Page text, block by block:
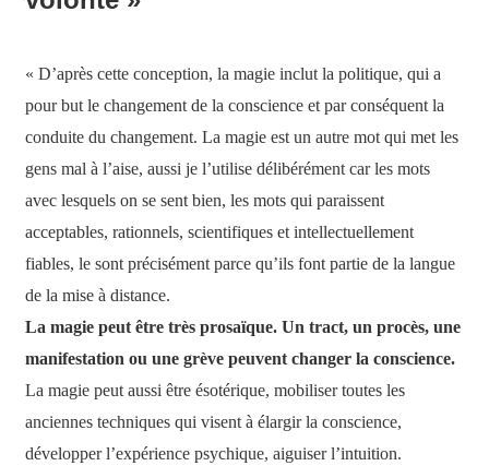
« D’après cette conception, la magie inclut la politique, qui a
pour but le changement de la conscience et par conséquent la
conduite du changement. La magie est un autre mot qui met les
gens mal à l’aise, aussi je l’utilise délibérément car les mots
avec lesquels on se sent bien, les mots qui paraissent
acceptables, rationnels, scientifiques et intellectuellement
fiables, le sont précisément parce qu’ils font partie de la langue
de la mise à distance.
La magie peut être très prosaïque. Un tract, un procès, une
manifestation ou une grève peuvent changer la conscience.
La magie peut aussi être ésotérique, mobiliser toutes les
anciennes techniques qui visent à élargir la conscience,
développer l’expérience psychique, aiguiser l’intuition.